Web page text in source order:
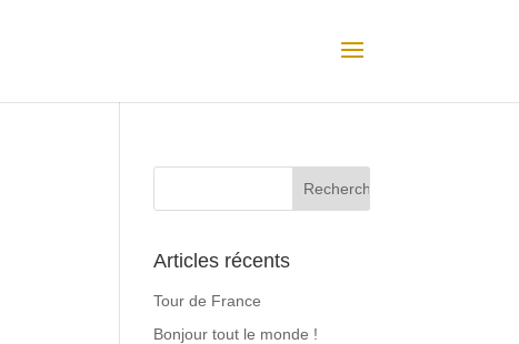
Articles récents
Tour de France
Bonjour tout le monde !